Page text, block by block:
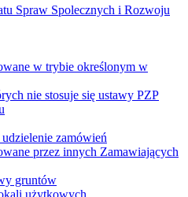
Spraw Spolecznych i Rozwoju
w trybie określonym w
nie stosuje się ustawy PZP
zamówień
przez innych Zamawiających
gruntów
użytkowych